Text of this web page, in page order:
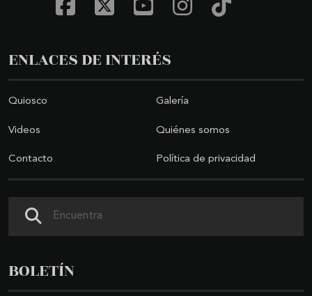
ENLACES DE INTERÉS
Quiosco Galería
Videos Quiénes somos
Contacto Política de privacidad
BOLETÍN